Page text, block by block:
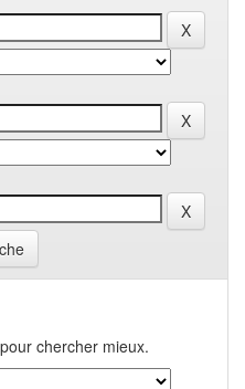
chercher mieux.